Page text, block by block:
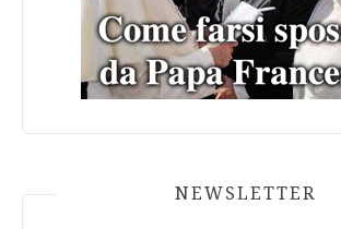
NEWSLETTER